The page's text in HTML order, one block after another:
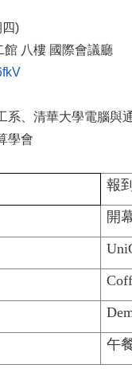
四)
八樓 國際會議廳
系、清華大學電腦與
學會
報到
開
午